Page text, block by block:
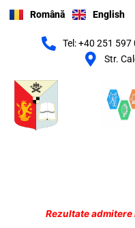
Română English
Tel: +40 251 597
Str.
Rezultate admitere